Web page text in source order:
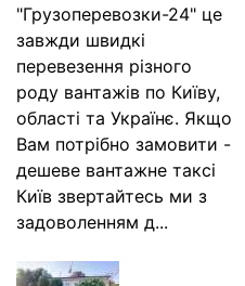
"Грузоперевозки-24" це
завжди швидкі
перевезення різного
роду вантажів по Київу,
області та Українє. Якщо
Вам потрібно замовити -
дешеве вантажне таксі
Київ звертайтесь ми з
задоволенням д...